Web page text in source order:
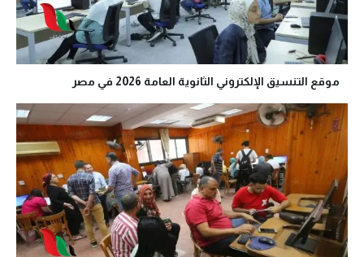
موقع التنسيق الإلكتروني الثانوية العامة 2026 في مصر